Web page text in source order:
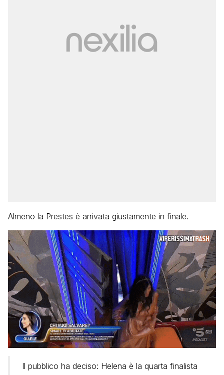
Almeno la Prestes è arrivata giustamente in finale.
Il pubblico ha deciso: Helena è la quarta finalista